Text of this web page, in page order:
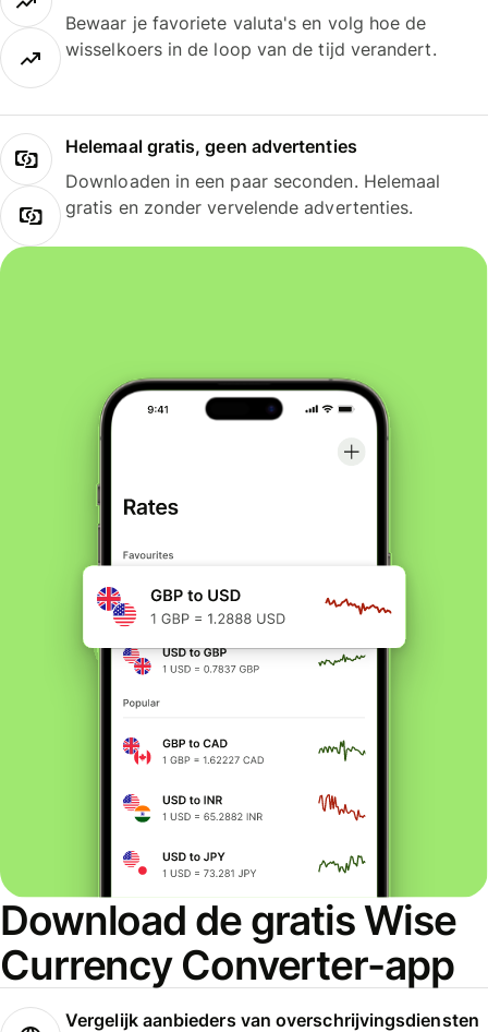
Bewaar je favoriete valuta's en volg hoe de
wisselkoers in de loop van de tijd verandert.
Helemaal gratis, geen advertenties
Downloaden in een paar seconden. Helemaal
gratis en zonder vervelende advertenties.
Download de gratis Wise
Currency Converter-app
Vergelijk aanbieders van overschrijvingsdiensten